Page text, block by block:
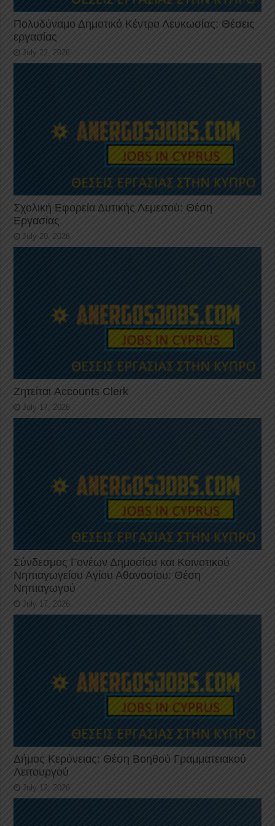
Πολυδύναμο Δημοτικό Κέντρο Λευκωσίας: Θέσεις
εργασίας
July 22, 2026
Σχολική Εφορεία Δυτικής Λεμεσού: Θέση
Εργασίας
July 20, 2026
Ζητείται Accounts Clerk
July 17, 2026
Σύνδεσμος Γονέων Δημοσίου και Κοινοτικού
Νηπιαγωγείου Αγίου Αθανασίου: Θέση
Νηπιαγωγού
July 17, 2026
Δήμος Κερύνειας: Θέση Βοηθού Γραμματειακού
Λειτουργού
July 12, 2026